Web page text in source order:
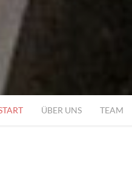
ÜBER UNS TEAM